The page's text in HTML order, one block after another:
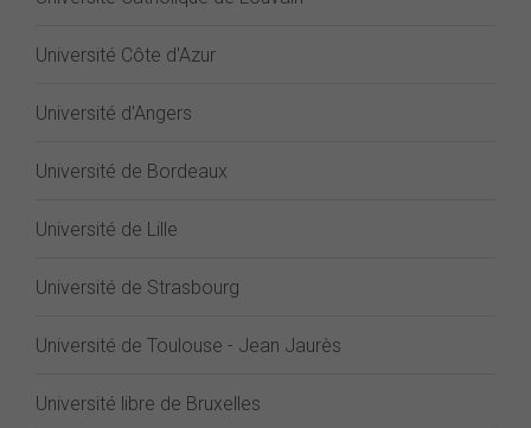
Université Côte d'Azur
Université d'Angers
Université de Bordeaux
Université de Lille
Université de Strasbourg
Université de Toulouse - Jean Jaurès
Université libre de Bruxelles